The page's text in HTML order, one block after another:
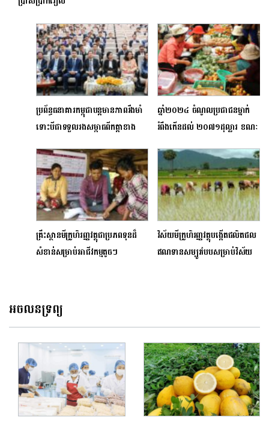
ប្រព័ន្ធធនាគារកម្ពុជាបន្តមានភាពរឹងមាំ
ទោះបីជាទទួលរងសម្ពាធពីកត្តាខាង
ឆ្នាំ២០២៤ ចំណូលប្រជាជនម្នាក់
រំពឹងកើនដល់ ២០៧១ដុល្លារ ខណៈ
កំណើនក្នុងរង្វង់ ៦.៦%
គ្រឹះស្ថានមីក្រូហិរញ្ញវត្ថុជាប្រភពទុនដ៏
សំខាន់សម្រាប់អាជីវកម្មតូចៗ
វិស័យមីក្រូហិរញ្ញវត្ថុបង្កើតផលិតផល
ឥណទានសម្បូរបែបសម្រាប់វិស័យ
អចលនទ្រព្យ